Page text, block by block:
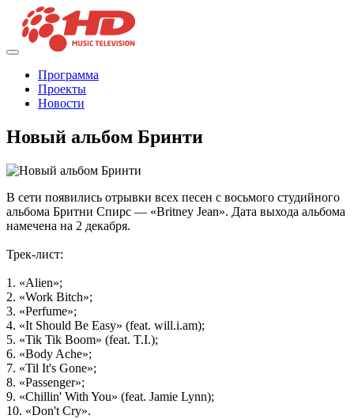
Программа
Проекты
Новости
Новый альбом Бринти
В сети появились отрывки всех песен с восьмого студийного
альбома Бритни Спирс — «Britney Jean». Дата выхода альбома
намечена на 2 декабря.
Трек-лист:
1. «Alien»;
2. «Work Bitch»;
3. «Perfume»;
4. «It Should Be Easy» (feat. will.i.am);
5. «Tik Tik Boom» (feat. T.I.);
6. «Body Ache»;
7. «Til It's Gone»;
8. «Passenger»;
9. «Chillin' With You» (feat. Jamie Lynn);
10. «Don't Cry».